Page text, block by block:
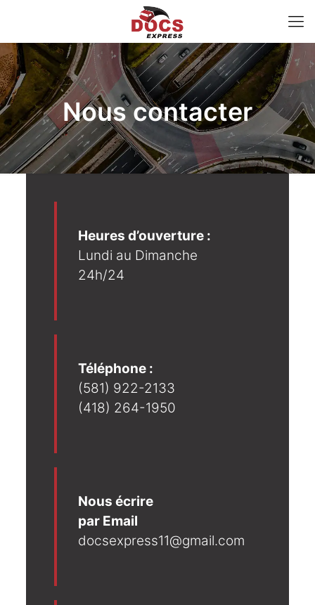
Nous contacter
Heures d’ouverture :
Lundi au Dimanche
24h/24
Téléphone :
(581) 922-2133
(418) 264-1950
Nous écrire
par Email
docsexpress11@gmail.com